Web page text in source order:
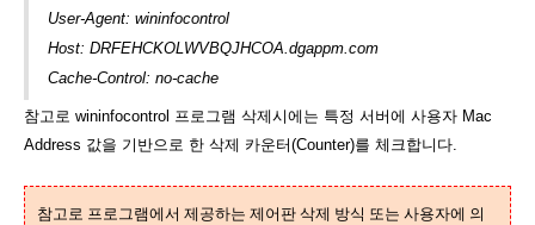
User-Agent: wininfocontrol
Host: DRFEHCKOLWVBQJHCOA.dgappm.com
Cache-Control: no-cache
참고로 wininfocontrol 프로그램 삭제시에는 특정 서버에 사용자 Mac
Address 값을 기반으로 한 삭제 카운터(Counter)를 체크합니다.
참고로 프로그램에서 제공하는 제어판 삭제 방식 또는 사용자에 의